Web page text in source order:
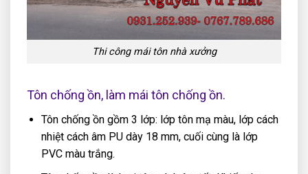
Thi công mái tôn nhà xưởng
Tôn chống ồn, làm mái tôn chống ồn.
Tôn chống ồn gồm 3 lớp: lớp tôn mạ màu, lớp cách
nhiệt cách âm PU dày 18 mm, cuối cùng là lớp
PVC màu trắng.